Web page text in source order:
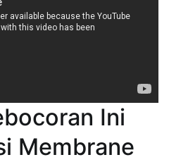
Ini
Membrane